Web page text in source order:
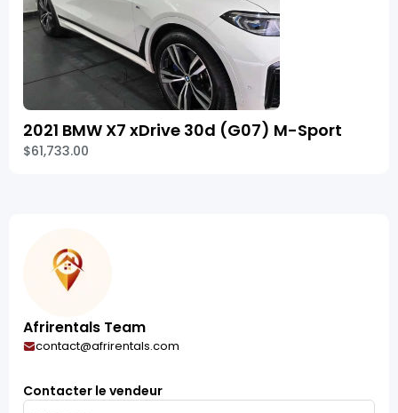
2021 BMW X7 xDrive 30d (G07) M-Sport
$61,733.00
Afrirentals Team
contact@afrirentals.com
Contacter le vendeur